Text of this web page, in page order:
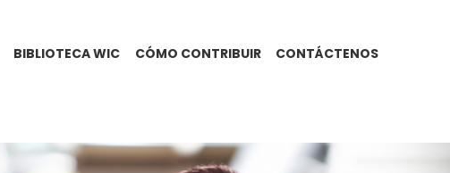
BIBLIOTECA WIC CÓMO CONTRIBUIR CONTÁCTENOS